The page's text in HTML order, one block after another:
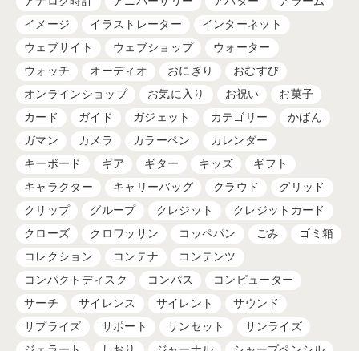
イメージ
イラストレーター
インターネット
ウェブサイト
ウェブショップ
ウォーター
ウォッチ
オーディオ おにぎり
おむすび
オンラインショップ
お気に入り お祝い
お菓子
カード
ガイド ガジェット カテゴリー
かばん
ガマン
カメラ カラーペン
カレンダー
キーボード
ギア ギター キッズ
ギフト
キャラクター
キャリーバッグ クラウド
グリッド
クリップ
グループ クレジット
クレジットカード
クローズ
クロワッサン コッペパン ごみ
ゴミ箱
コレクション
コンテナ
コンテンツ
コンパクトディスク
コンパス
コンピューター
サーチ
サイレンス サイレント
サウンド
サプライズ
サポート サンセット
サンライズ